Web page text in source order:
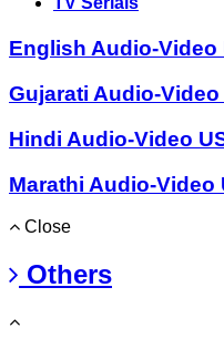
English Audio-Video
Gujarati Audio-Video
Hindi Audio-Video
Marathi Audio-Video
Close
Others